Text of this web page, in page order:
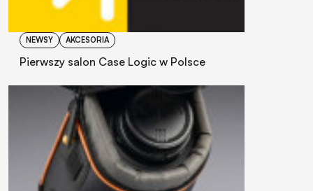
NEWSY AKCESORIA
Pierwszy salon Case Logic w Polsce